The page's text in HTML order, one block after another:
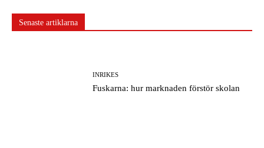
Senaste artiklarna
INRIKES
Fuskarna: hur marknaden förstör skolan